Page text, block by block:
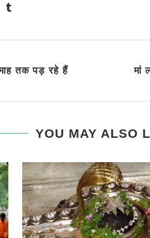
तक पड़ रहे हैं
मां
YOU MAY ALSO